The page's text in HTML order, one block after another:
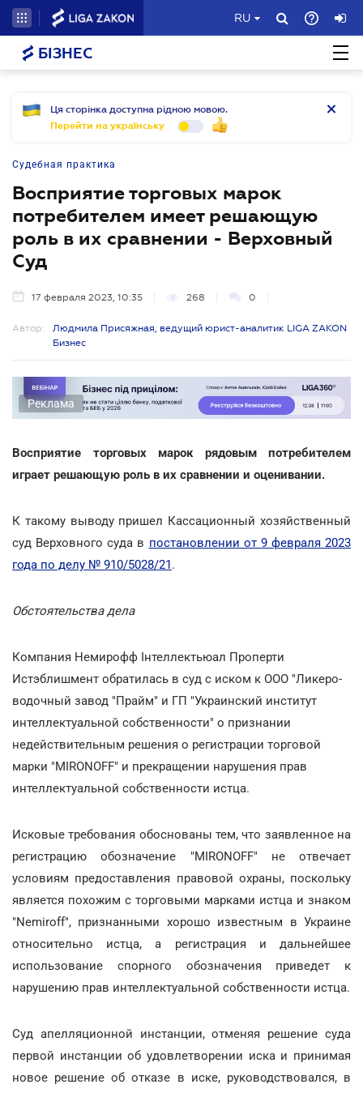
RU
БІЗНЕС
Ця сторінка доступна рідною мовою.
Перейти на українську
Судебная практика
Восприятие торговых марок
потребителем имеет решающую
роль в их сравнении - Верховный
Суд
17 февраля 2023, 10:35 268 0
Автор:
Людмила Присяжная, ведущий юрист-аналитик LIGA ZAKON
Бизнес
Реклама
Восприятие торговых марок рядовым потребителем
играет решающую роль в их сравнении и оценивании.
К такому выводу пришел Кассационный хозяйственный
суд Верховного суда в постановлении от 9 февраля 2023
года по делу № 910/5028/21.
Обстоятельства дела
Компания Немирофф Інтеллектьюал Проперти
Истэблишмент обратилась в суд с иском к ООО "Ликеро-
водочный завод "Прайм" и ГП "Украинский институт
интеллектуальной собственности" о признании
недействительным решения о регистрации торговой
марки "MIRONOFF" и прекращении нарушения прав
интеллектуальной собственности истца.
Исковые требования обоснованы тем, что заявленное на
регистрацию обозначение "MIRONOFF" не отвечает
условиям предоставления правовой охраны, поскольку
является похожим с торговыми марками истца и знаком
"Nemiroff", признанными хорошо известным в Украине
относительно истца, а регистрация и дальнейшее
использование спорного обозначения приведет к
нарушению прав интеллектуальной собственности истца.
Суд апелляционной инстанции, отменяя решение суда
первой инстанции об удовлетворении иска и принимая
новое решение об отказе в иске, руководствовался, в